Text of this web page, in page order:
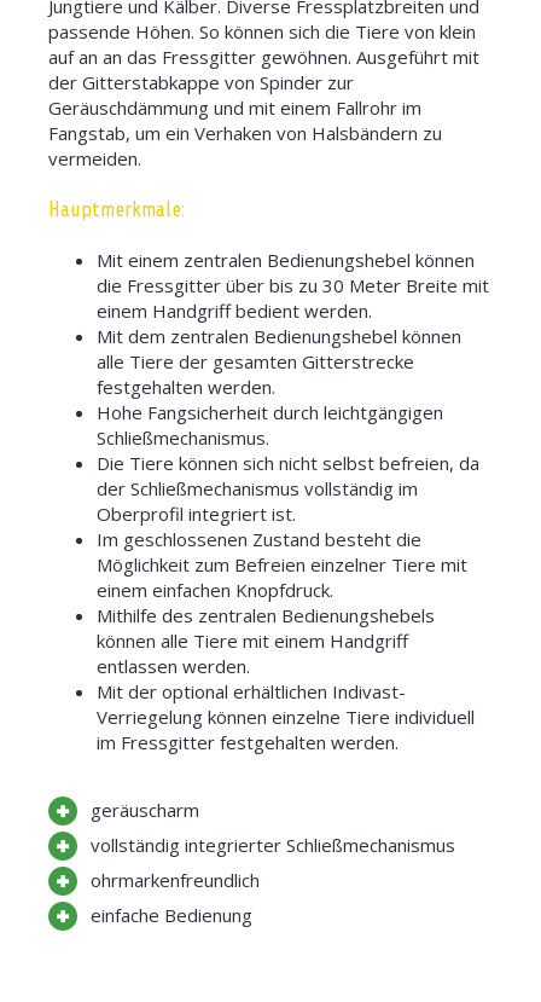
Jungtiere und Kälber. Diverse Fressplatzbreiten und
passende Höhen. So können sich die Tiere von klein
auf an an das Fressgitter gewöhnen. Ausgeführt mit
der Gitterstabkappe von Spinder zur
Geräuschdämmung und mit einem Fallrohr im
Fangstab, um ein Verhaken von Halsbändern zu
vermeiden.
Hauptmerkmale:
Mit einem zentralen Bedienungshebel können
die Fressgitter über bis zu 30 Meter Breite mit
einem Handgriff bedient werden.
Mit dem zentralen Bedienungshebel können
alle Tiere der gesamten Gitterstrecke
festgehalten werden.
Hohe Fangsicherheit durch leichtgängigen
Schließmechanismus.
Die Tiere können sich nicht selbst befreien, da
der Schließmechanismus vollständig im
Oberprofil integriert ist.
Im geschlossenen Zustand besteht die
Möglichkeit zum Befreien einzelner Tiere mit
einem einfachen Knopfdruck.
Mithilfe des zentralen Bedienungshebels
können alle Tiere mit einem Handgriff
entlassen werden.
Mit der optional erhältlichen Indivast-
Verriegelung können einzelne Tiere individuell
im Fressgitter festgehalten werden.
geräuscharm
vollständig integrierter Schließmechanismus
ohrmarkenfreundlich
einfache Bedienung